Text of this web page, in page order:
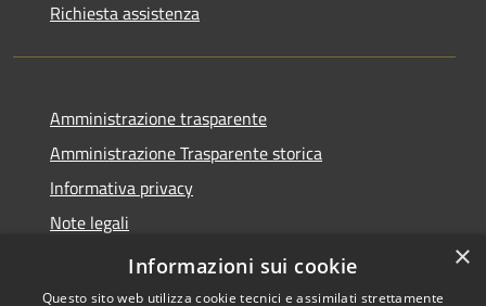
Richiesta assistenza
Amministrazione trasparente
Amministrazione Trasparente storica
Informativa privacy
Note legali
Dichiarazione di accessibilità
×
Informazioni sui cookie
Questo sito web utilizza cookie tecnici e assimilati strettamente